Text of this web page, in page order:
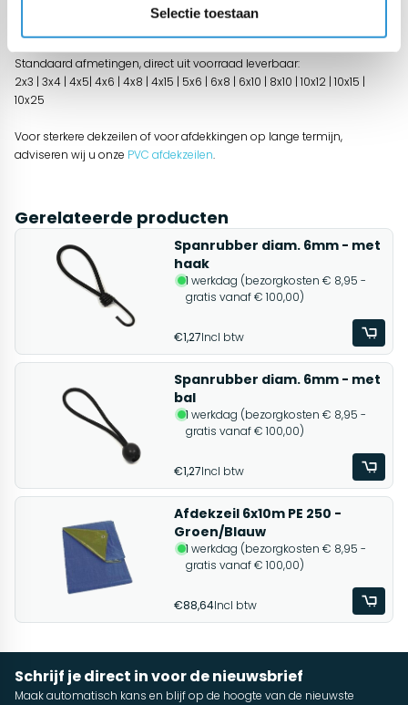
Selectie toestaan
goederen tijdens transport of het tijdelijk afdekken van
Standaard afmetingen, direct uit voorraad leverbaar:
2x3 | 3x4 | 4x5| 4x6 | 4x8 | 4x15 | 5x6 | 6x8 | 6x10 | 8x10 | 10x12 | 10x15 |
10x25
Voor sterkere dekzeilen of voor afdekkingen op lange termijn,
adviseren wij u onze PVC afdekzeilen.
Gerelateerde producten
Spanrubber diam. 6mm - met
haak
1 werkdag (bezorgkosten € 8,95 -
gratis vanaf € 100,00)
€1,27Incl btw
Spanrubber diam. 6mm - met
bal
1 werkdag (bezorgkosten € 8,95 -
gratis vanaf € 100,00)
€1,27Incl btw
Afdekzeil 6x10m PE 250 -
Groen/Blauw
1 werkdag (bezorgkosten € 8,95 -
gratis vanaf € 100,00)
€88,64Incl btw
Schrijf je direct in voor de nieuwsbrief
Maak automatisch kans en blijf op de hoogte van de nieuwste